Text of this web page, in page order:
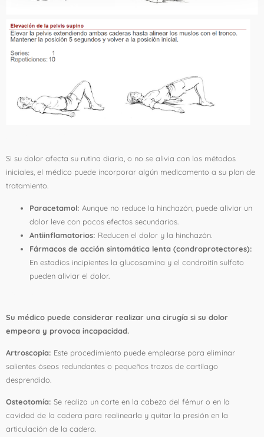
Si su dolor afecta su rutina diaria, o no se alivia con los métodos
iniciales, el médico puede incorporar algún medicamento a su plan de
tratamiento.
Paracetamol: Aunque no reduce la hinchazón, puede aliviar un
dolor leve con pocos efectos secundarios.
Antiinflamatorios: Reducen el dolor y la hinchazón.
Fármacos de acción sintomática lenta (condroprotectores):
En estadios incipientes la glucosamina y el condroitín sulfato
pueden aliviar el dolor.
Su médico puede considerar realizar una cirugía si su dolor
empeora y provoca incapacidad.
Artroscopia: Este procedimiento puede emplearse para eliminar
salientes óseos redundantes o pequeños trozos de cartílago
desprendido.
Osteotomía: Se realiza un corte en la cabeza del fémur o en la
cavidad de la cadera para realinearla y quitar la presión en la
articulación de la cadera.